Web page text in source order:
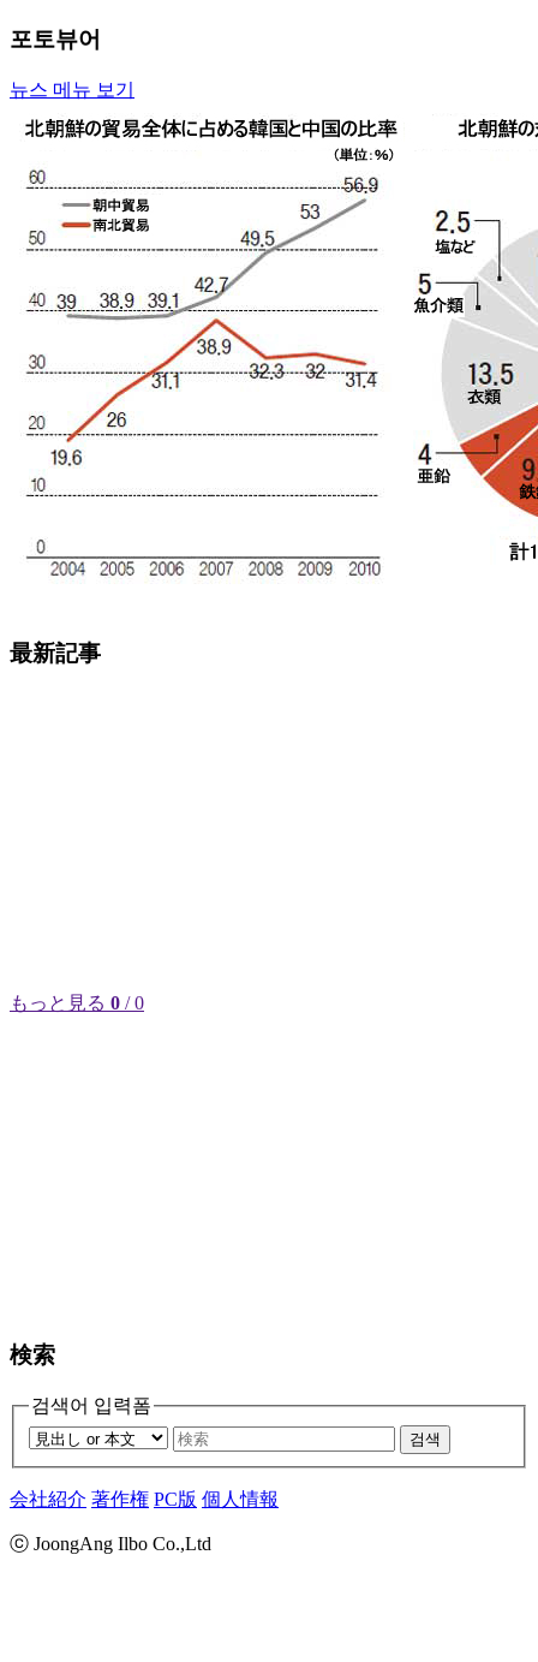
포토뷰어
뉴스 메뉴 보기
最新記事
もっと見る 0 / 0
検索
검색어 입력폼
검색
会社紹介 著作権 PC版 個人情報
ⓒ JoongAng Ilbo Co.,Ltd